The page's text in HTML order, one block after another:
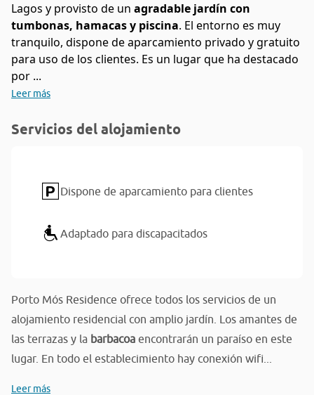
Lagos y provisto de un agradable jardín con
tumbonas, hamacas y piscina. El entorno es muy
tranquilo, dispone de aparcamiento privado y gratuito
para uso de los clientes. Es un lugar que ha destacado
por ...
Leer más
Servicios del alojamiento
Dispone de aparcamiento para clientes
Adaptado para discapacitados
Porto Mós Residence ofrece todos los servicios de un
alojamiento residencial con amplio jardín. Los amantes de
las terrazas y la barbacoa encontrarán un paraíso en este
lugar. En todo el establecimiento hay conexión wifi...
Leer más